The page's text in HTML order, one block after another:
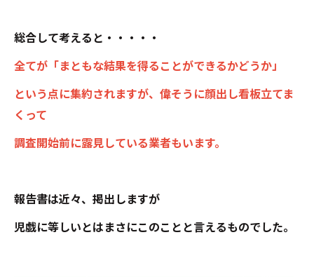
総合して考えると・・・・・
全てが「まともな結果を得ることができるかどうか」
という点に集約されますが、偉そうに顔出し看板立てま
くって
調査開始前に露見している業者もいます。
報告書は近々、掲出しますが
児戯に等しいとはまさにこのことと言えるものでした。